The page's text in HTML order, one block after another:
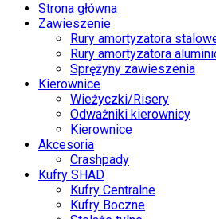
Strona główna
Zawieszenie
Rury amortyzatora
Rury amortyzatora
Sprężyny zawieszenia
Kierownice
Wieżyczki/Risery
Odważniki kierownicy
Kierownice
Akcesoria
Crashpady
Kufry SHAD
Kufry Centralne
Kufry Boczne